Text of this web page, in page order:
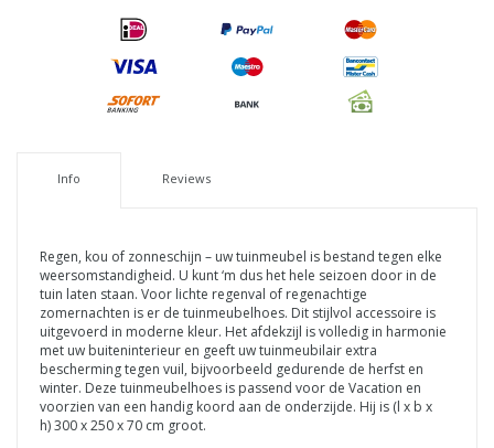
Info Reviews
Regen, kou of zonneschijn – uw tuinmeubel is bestand tegen elke
weersomstandigheid. U kunt ‘m dus het hele seizoen door in de
tuin laten staan. Voor lichte regenval of regenachtige
zomernachten is er de tuinmeubelhoes. Dit stijlvol accessoire is
uitgevoerd in moderne kleur. Het afdekzijl is volledig in harmonie
met uw buiteninterieur en geeft uw tuinmeubilair extra
bescherming tegen vuil, bijvoorbeeld gedurende de herfst en
winter. Deze tuinmeubelhoes is passend voor de Vacation en
voorzien van een handig koord aan de onderzijde. Hij is (l x b x
h) 300 x 250 x 70 cm groot.